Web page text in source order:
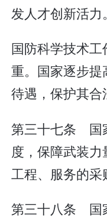
发人才创新活力。
国防科学技术
重。国家逐步
待遇，保护其合
第三十七条 国
度，保障武装力
工程、服务的采
第三十八条 国